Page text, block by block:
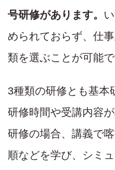
号研修があります。
められておらず、仕
類を選ぶことが可能で
3種類の研修とも基本
研修時間や受講内容
研修の場合、講義で
順などを学び、シミ